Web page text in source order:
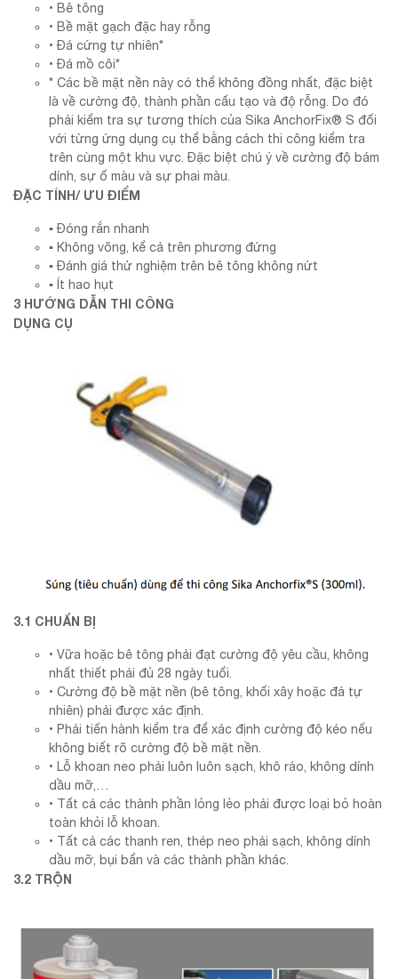
• Bê tông
• Bề mặt gạch đặc hay rỗng
• Đá cứng tự nhiên*
• Đá mồ côi*
* Các bề mặt nền này có thể không đồng nhất, đặc biệt
là về cường độ, thành phần cấu tạo và độ rỗng. Do đó
phải kiểm tra sự tương thích của Sika AnchorFix® S đối
với từng ứng dụng cụ thể bằng cách thi công kiểm tra
trên cùng một khu vực. Đặc biệt chú ý về cường độ bám
dính, sự ố màu và sự phai màu.
ĐẶC TÍNH/ ƯU ĐIỂM
▪ Đóng rắn nhanh
▪ Không võng, kể cả trên phương đứng
▪ Đánh giá thử nghiệm trên bê tông không nứt
▪ Ít hao hụt
3 HƯỚNG DẪN THI CÔNG
DỤNG CỤ
3.1 CHUẨN BỊ
• Vữa hoặc bê tông phải đạt cường độ yêu cầu, không
nhất thiết phải đủ 28 ngày tuổi.
• Cường độ bề mặt nền (bê tông, khối xây hoặc đá tự
nhiên) phải được xác định.
• Phải tiến hành kiểm tra để xác định cường độ kéo nếu
không biết rõ cường độ bề mặt nền.
• Lỗ khoan neo phải luôn luôn sạch, khô ráo, không dính
dầu mỡ,…
• Tất cả các thành phần lỏng lẻo phải được loại bỏ hoàn
toàn khỏi lỗ khoan.
• Tất cả các thanh ren, thép neo phải sạch, không dính
dầu mỡ, bụi bẩn và các thành phần khác.
3.2 TRỘN